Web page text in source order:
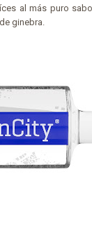
al más puro
ginebra.